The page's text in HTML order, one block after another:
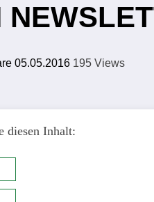
05.05.2016 195 Views
diesen Inhalt: